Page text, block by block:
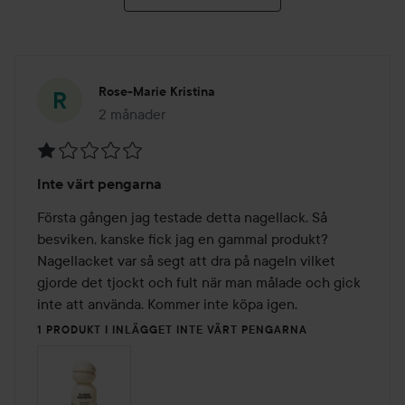
- För bästa resultat, applicera ett jämnt lager, börja från
mitten av nageln och arbeta utåt.
solljus) och torkar snabbare (cirka 1-2 minuter).
Med topplack kan din manikyr hålla sig fri från flisor i
ytterligare 2-3 dagar med en glansig, professionell finish!
Le Sweets lack innehåller superfoods som biotin för att se
till att dina naglar inte bara ser vackra ut utan också vårdas
vid varje applicering.
Rose-Marie Kristina
2 månader
Inlägget skapades 2 månader
1
av
5
Inte värt pengarna
Första gången jag testade detta nagellack. Så
besviken, kanske fick jag en gammal produkt?
Nagellacket var så segt att dra på nageln vilket
gjorde det tjockt och fult när man målade och gick
inte att använda. Kommer inte köpa igen.
1 PRODUKT I INLÄGGET INTE VÄRT PENGARNA